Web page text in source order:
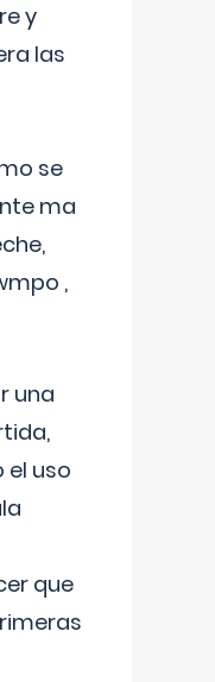
y
las
se
ma
,
una
el uso
que